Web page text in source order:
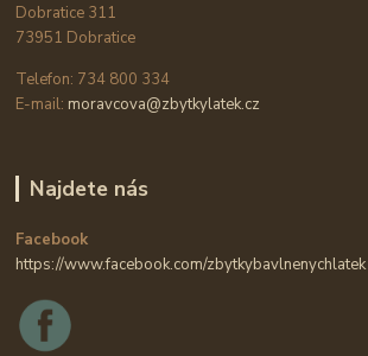
Dobratice 311
73951 Dobratice
Telefon: 734 800 334
E-mail: moravcova@zbytkylatek.cz
Najdete nás
Facebook
https://www.facebook.com/zbytkybavlnenychlatek